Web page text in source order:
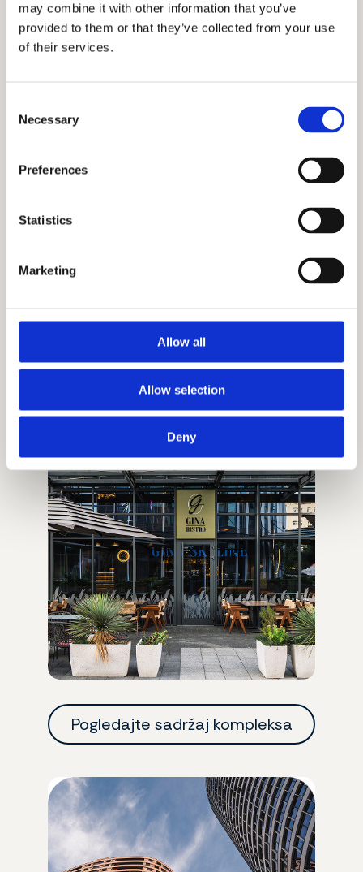
may combine it with other information that you’ve
provided to them or that they’ve collected from your use
of their services.
Selection
Necessary
Preferences
Statistics
Marketing
Allow all
Allow selection
Deny
Pogledajte ponudu stanova
Pogledajte sadržaj kompleksa